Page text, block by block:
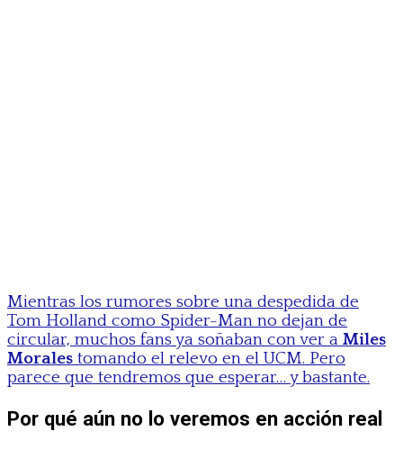
Mientras los rumores sobre una despedida de
Tom Holland como Spider-Man no dejan de
circular, muchos fans ya soñaban con ver a Miles
Morales tomando el relevo en el UCM. Pero
parece que tendremos que esperar… y bastante.
Por qué aún no lo veremos en acción real